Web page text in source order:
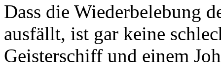
Dass die Wiederbelebung
ausfällt, ist gar keine
Geisterschiff und einem